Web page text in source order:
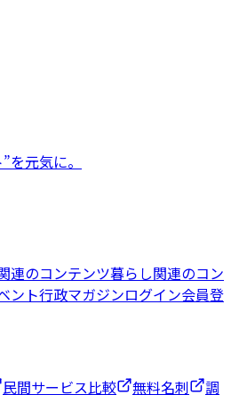
を元気に。
連のコンテンツ暮らし関連のコン
ント行政マガジンログイン会員登
民間サービス比較 無料名刺 調